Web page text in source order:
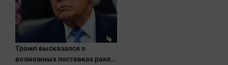
Трамп высказался о
возможных поставках ракет-